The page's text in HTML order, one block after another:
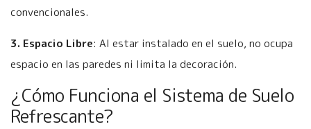
convencionales.
3. Espacio Libre: Al estar instalado en el suelo, no ocupa
espacio en las paredes ni limita la decoración.
¿Cómo Funciona el Sistema de Suelo
Refrescante?